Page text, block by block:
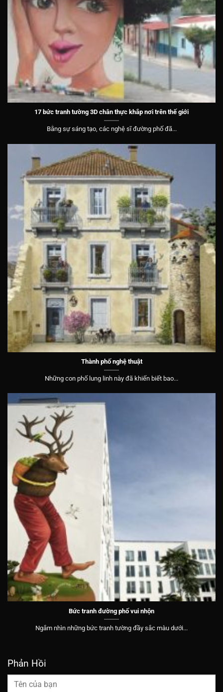
17 bức tranh tường 3D chân thực khắp nơi trên thế giới
Bằng sự sáng tạo, các nghệ sĩ đường phố đã...
Thành phố nghệ thuật
Những con phố lung linh này đã khiến biết bao...
Bức tranh đường phố vui nhộn
Ngắm nhìn những bức tranh tường đầy sắc màu dưới...
Phản Hồi